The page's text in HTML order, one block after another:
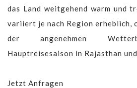
das Land weitgehend warm und
variiert je nach Region erheblich,
der angenehmen
Hauptreisesaison in Rajasthan
Jetzt Anfragen